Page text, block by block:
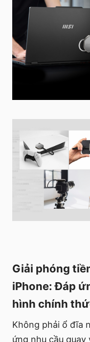
Giải phóng
iPhone: Đáp
hình chính
Không phải ổ đĩa
ứng nhu cầu quay